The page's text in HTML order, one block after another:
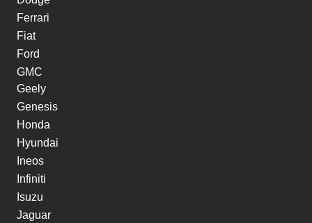
Ferrari
Fiat
Ford
GMC
Geely
Genesis
Honda
Hyundai
Ineos
Infiniti
Isuzu
Jaguar